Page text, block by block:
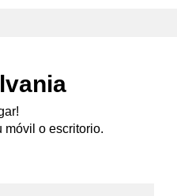
móvil o escritorio.